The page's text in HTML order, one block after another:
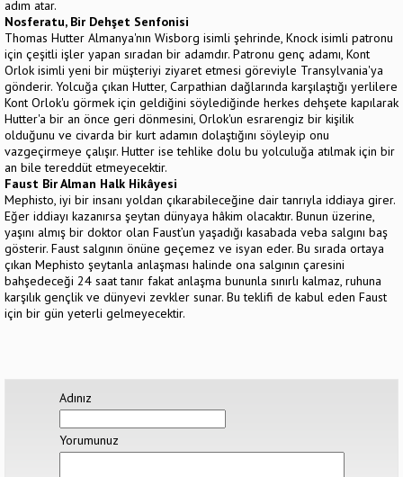
adım atar.
Nosferatu, Bir Dehşet Senfonisi
Thomas Hutter Almanya'nın Wisborg isimli şehrinde, Knock isimli patronu
için çeşitli işler yapan sıradan bir adamdır. Patronu genç adamı, Kont
Orlok isimli yeni bir müşteriyi ziyaret etmesi göreviyle Transylvania'ya
gönderir. Yolcuğa çıkan Hutter, Carpathian dağlarında karşılaştığı yerlilere
Kont Orlok'u görmek için geldiğini söylediğinde herkes dehşete kapılarak
Hutter'a bir an önce geri dönmesini, Orlok'un esrarengiz bir kişilik
olduğunu ve civarda bir kurt adamın dolaştığını söyleyip onu
vazgeçirmeye çalışır. Hutter ise tehlike dolu bu yolculuğa atılmak için bir
an bile tereddüt etmeyecektir.
Faust Bir Alman Halk Hikâyesi
Mephisto, iyi bir insanı yoldan çıkarabileceğine dair tanrıyla iddiaya girer.
Eğer iddiayı kazanırsa şeytan dünyaya hâkim olacaktır. Bunun üzerine,
yaşını almış bir doktor olan Faust’un yaşadığı kasabada veba salgını baş
gösterir. Faust salgının önüne geçemez ve isyan eder. Bu sırada ortaya
çıkan Mephisto şeytanla anlaşması halinde ona salgının çaresini
bahşedeceği 24 saat tanır fakat anlaşma bununla sınırlı kalmaz, ruhuna
karşılık gençlik ve dünyevi zevkler sunar. Bu teklifi de kabul eden Faust
için bir gün yeterli gelmeyecektir.
Adınız
Yorumunuz